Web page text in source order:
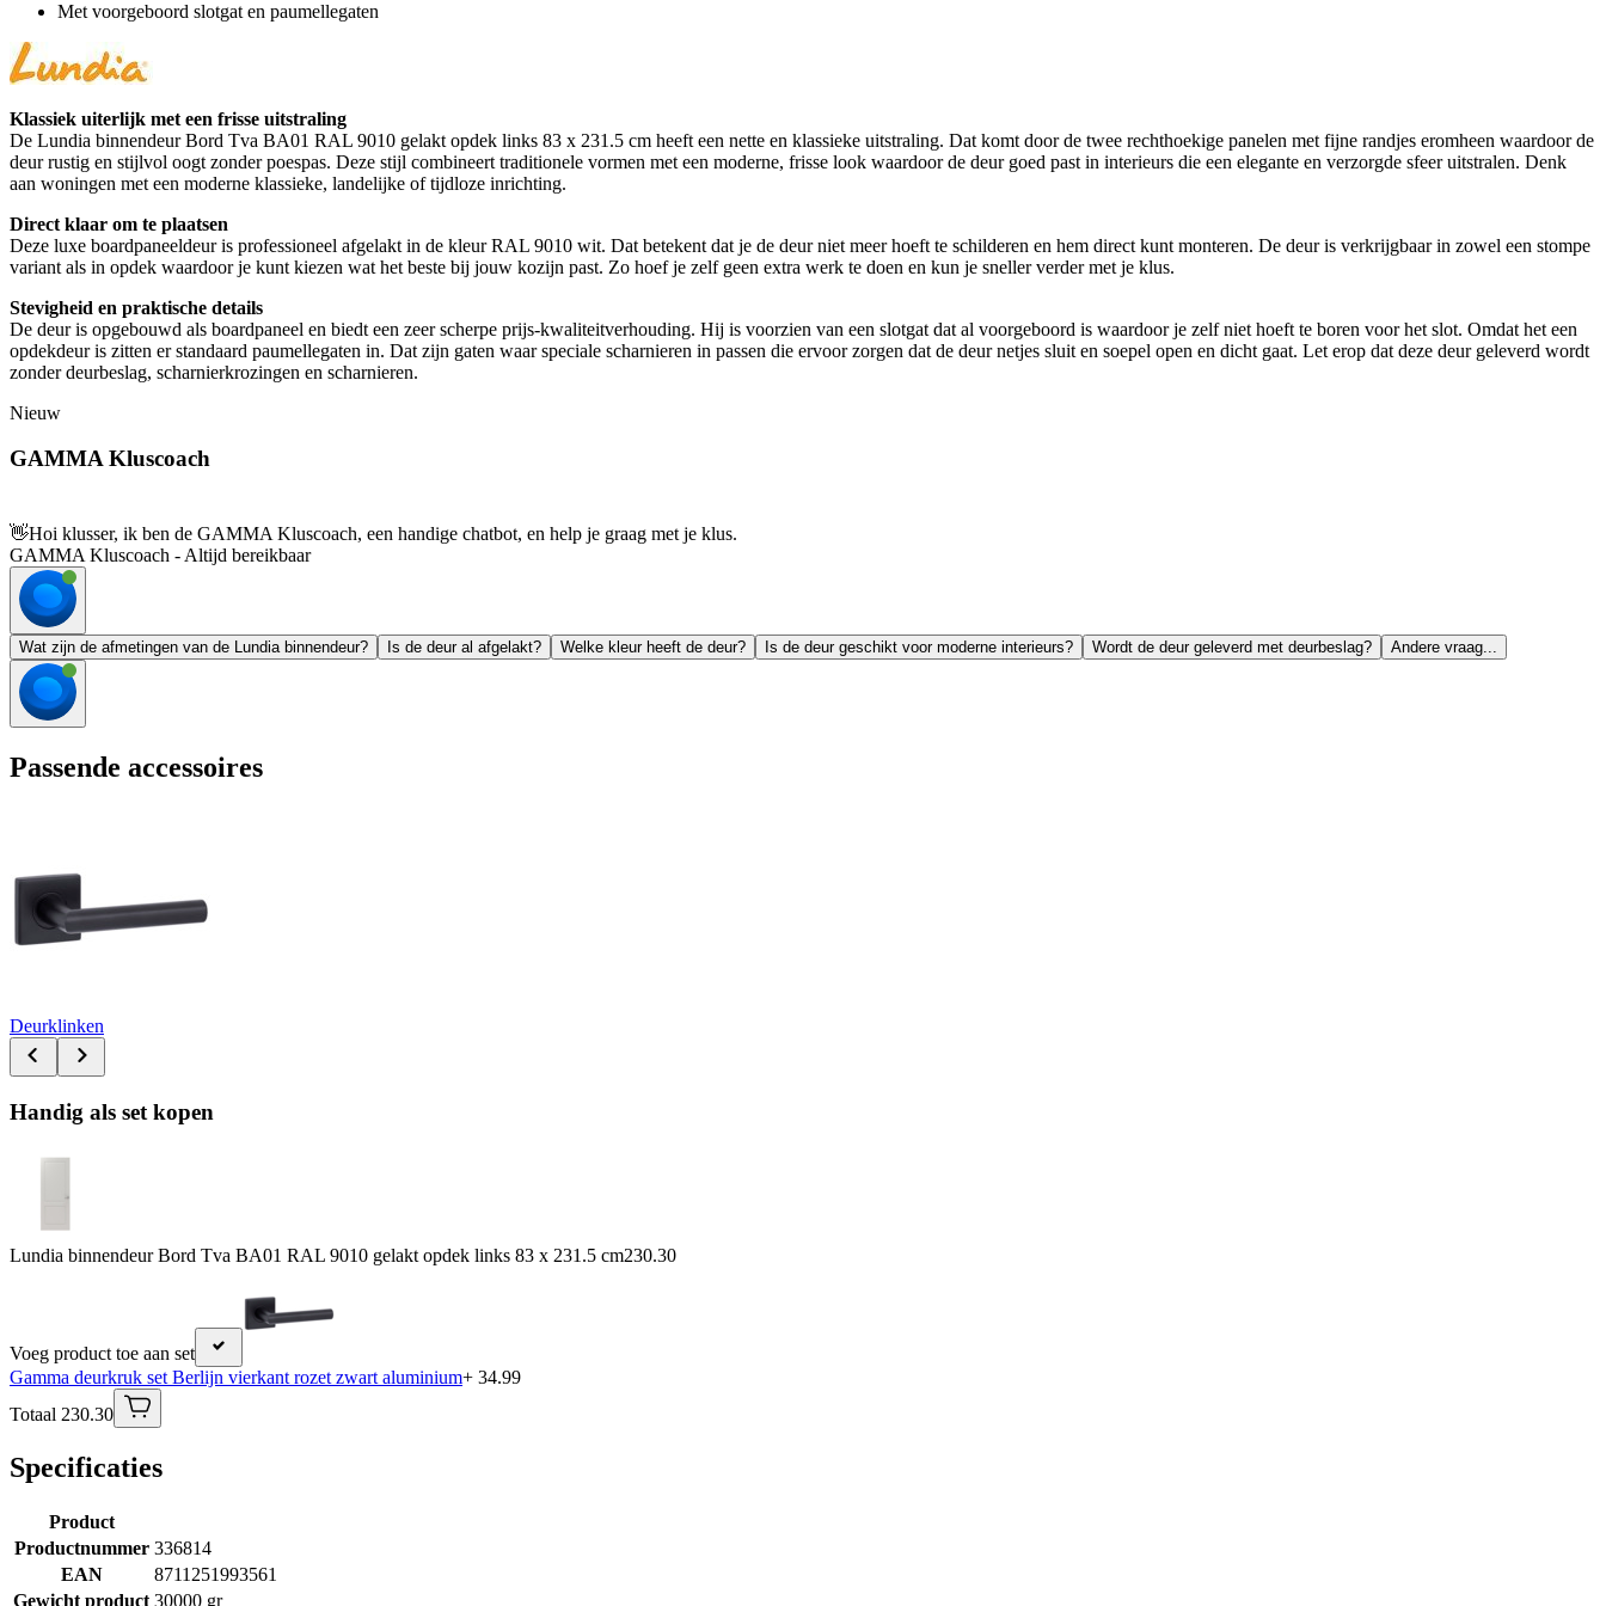
Met voorgeboord slotgat en paumellegaten
Klassiek uiterlijk met een frisse uitstraling
De Lundia binnendeur Bord Tva BA01 RAL 9010 gelakt opdek links 83 x 231.5 cm heeft een nette en klassieke uitstraling. Dat komt door de twee rechthoekige panelen met fijne randjes eromheen waardoor de
deur rustig en stijlvol oogt zonder poespas. Deze stijl combineert traditionele vormen met een moderne, frisse look waardoor de deur goed past in interieurs die een elegante en verzorgde sfeer uitstralen. Denk
aan woningen met een moderne klassieke, landelijke of tijdloze inrichting.
Direct klaar om te plaatsen
Deze luxe boardpaneeldeur is professioneel afgelakt in de kleur RAL 9010 wit. Dat betekent dat je de deur niet meer hoeft te schilderen en hem direct kunt monteren. De deur is verkrijgbaar in zowel een stompe
variant als in opdek waardoor je kunt kiezen wat het beste bij jouw kozijn past. Zo hoef je zelf geen extra werk te doen en kun je sneller verder met je klus.
Stevigheid en praktische details
De deur is opgebouwd als boardpaneel en biedt een zeer scherpe prijs-kwaliteitverhouding. Hij is voorzien van een slotgat dat al voorgeboord is waardoor je zelf niet hoeft te boren voor het slot. Omdat het een
opdekdeur is zitten er standaard paumellegaten in. Dat zijn gaten waar speciale scharnieren in passen die ervoor zorgen dat de deur netjes sluit en soepel open en dicht gaat. Let erop dat deze deur geleverd wordt
zonder deurbeslag, scharnierkrozingen en scharnieren.
Nieuw
GAMMA Kluscoach
👋Hoi klusser, ik ben de GAMMA Kluscoach, een handige chatbot, en help je graag met je klus.
GAMMA Kluscoach - Altijd bereikbaar
Wat zijn de afmetingen van de Lundia binnendeur? Is de deur al afgelakt? Welke kleur heeft de deur? Is de deur geschikt voor moderne interieurs? Wordt de deur geleverd met deurbeslag? Andere vraag...
Passende accessoires
Deurklinken
Handig als set kopen
Lundia binnendeur Bord Tva BA01 RAL 9010 gelakt opdek links 83 x 231.5 cm230.30
Voeg product toe aan set
Gamma deurkruk set Berlijn vierkant rozet zwart aluminium+ 34.99
Totaal 230.30
Specificaties
Product
Productnummer 336814
EAN
8711251993561
Gewicht product 30000 gr